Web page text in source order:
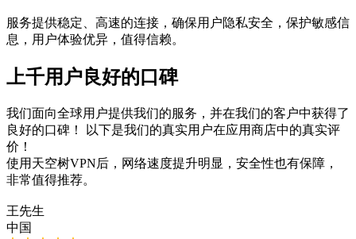
服务提供稳定、高速的连接，确保用户隐私安全，保护敏感信
息，用户体验优异，值得信赖。
上千用户良好的口碑
我们面向全球用户提供我们的服务，并在我们的客户中获得了
良好的口碑！ 以下是我们的真实用户在应用商店中的真实评
价！
使用天空树VPN后，网络速度提升明显，安全性也有保障，
非常值得推荐。
王先生
中国